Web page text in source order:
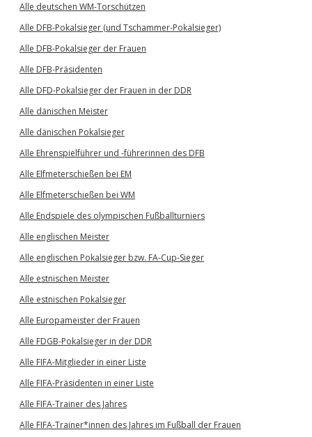
Alle deutschen WM-Torschützen
Alle DFB-Pokalsieger (und Tschammer-Pokalsieger)
Alle DFB-Pokalsieger der Frauen
Alle DFB-Präsidenten
Alle DFD-Pokalsieger der Frauen in der DDR
Alle dänischen Meister
Alle dänischen Pokalsieger
Alle Ehrenspielführer und -führerinnen des DFB
Alle Elfmeterschießen bei EM
Alle Elfmeterschießen bei WM
Alle Endspiele des olympischen Fußballturniers
Alle englischen Meister
Alle englischen Pokalsieger bzw. FA-Cup-Sieger
Alle estnischen Meister
Alle estnischen Pokalsieger
Alle Europameister der Frauen
Alle FDGB-Pokalsieger in der DDR
Alle FIFA-Mitglieder in einer Liste
Alle FIFA-Präsidenten in einer Liste
Alle FIFA-Trainer des Jahres
Alle FIFA-Trainer*innen des Jahres im Fußball der Frauen